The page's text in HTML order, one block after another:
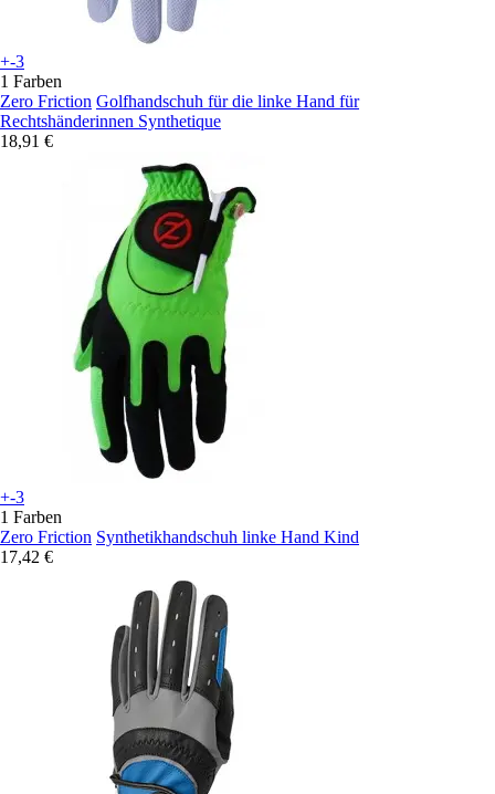
+-3
1 Farben
Zero Friction Golfhandschuh für die linke Hand für
Rechtshänderinnen Synthetique
18,91 €
+-3
1 Farben
Zero Friction Synthetikhandschuh linke Hand Kind
17,42 €